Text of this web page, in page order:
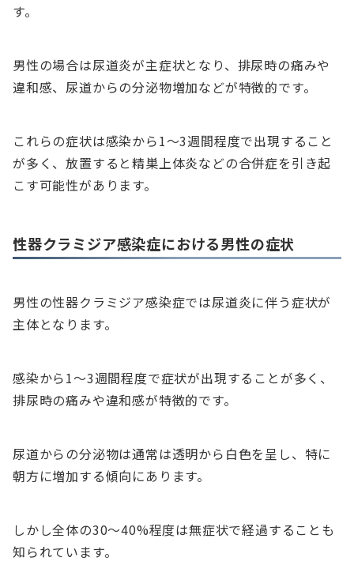
す。
男性の場合は尿道炎が主症状となり、排尿時の痛みや
違和感、尿道からの分泌物増加などが特徴的です。
これらの症状は感染から1〜3週間程度で出現すること
が多く、放置すると精巣上体炎などの合併症を引き起
こす可能性があります。
性器クラミジア感染症における男性の症状
男性の性器クラミジア感染症では尿道炎に伴う症状が
主体となります。
感染から1〜3週間程度で症状が出現することが多く、
排尿時の痛みや違和感が特徴的です。
尿道からの分泌物は通常は透明から白色を呈し、特に
朝方に増加する傾向にあります。
しかし全体の30〜40%程度は無症状で経過することも
知られています。